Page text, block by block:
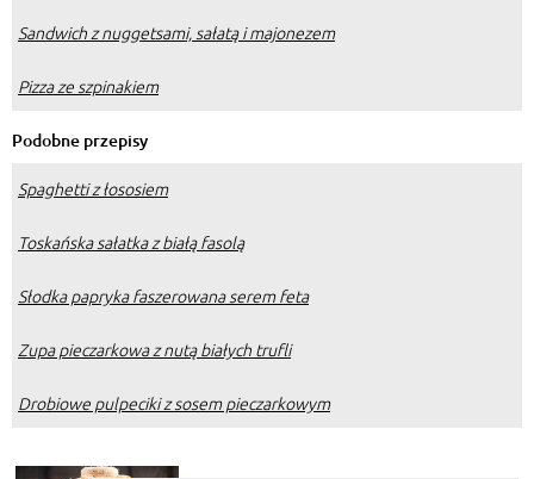
Sandwich z nuggetsami, sałatą i majonezem
Pizza ze szpinakiem
Podobne przepisy
Spaghetti z łososiem
Toskańska sałatka z białą fasolą
Słodka papryka faszerowana serem feta
Zupa pieczarkowa z nutą białych trufli
Drobiowe pulpeciki z sosem pieczarkowym